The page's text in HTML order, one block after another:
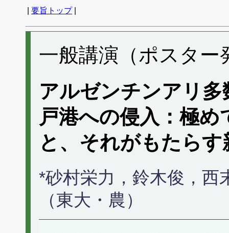
要旨トップ|
一般講演（ポスター
アルゼンチンアリ
戸港への侵入：極
と、それがもたら
*砂村栄力，鈴木俊，西
（東大・農）